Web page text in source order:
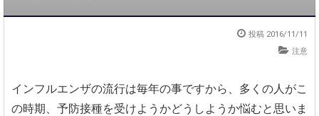
投稿 2016/11/11
注意
インフルエンザの流行は毎年の事ですから、多くの人がこ
の時期、予防接種を受けようかどうしようか悩むと思いま